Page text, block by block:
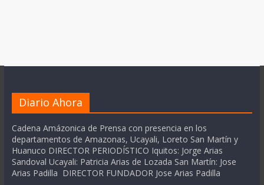
Diario Ahora
Cadena Amázonica de Prensa con presencia en los
departamentos de Amazonas, Ucayali, Loreto San Martín y
Huanuco DIRECTOR PERIODÍSTICO Iquitos: Jorge Arias
Sandoval Ucayali: Patricia Arias de Lozada San Martín: Jose
Arias Padilla DIRECTOR FUNDADOR Jose Arias Padilla